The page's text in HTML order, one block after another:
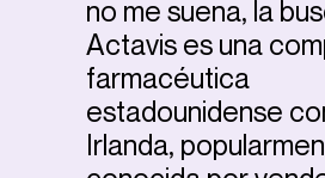
no me suena, la
Actavis es una
farmacéutica
estadounidense
Irlanda,